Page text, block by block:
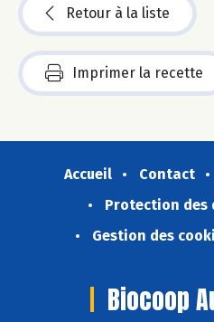
Retour à la liste
Imprimer la recette
Accueil Contact
Protection des
Gestion des
Biocoop